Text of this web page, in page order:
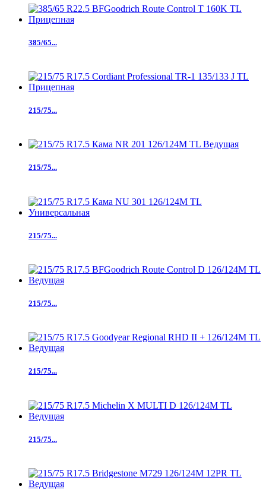
385/65...
215/75...
215/75...
215/75...
215/75...
215/75...
215/75...